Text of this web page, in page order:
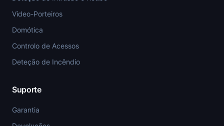
Video-Porteiros
Domótica
Controlo de Acessos
Deteção de Incêndio
Suporte
Garantia